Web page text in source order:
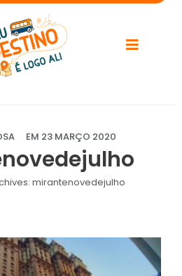
EM 23 MARÇO 2020
mirantenovedejulho